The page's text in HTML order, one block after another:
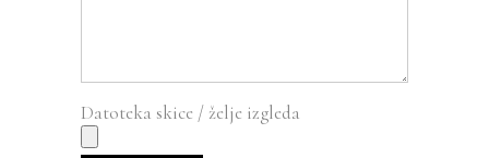
Datoteka skice / želje izgleda